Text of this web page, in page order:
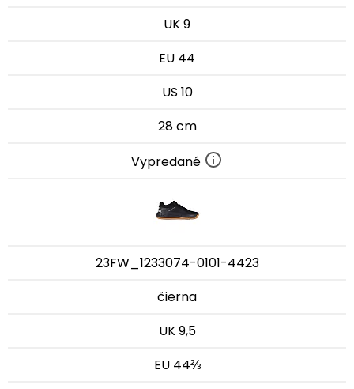
UK 9
EU 44
US 10
28 cm
Vypredané
23FW_1233074-0101-4423
čierna
UK 9,5
EU 44⅔